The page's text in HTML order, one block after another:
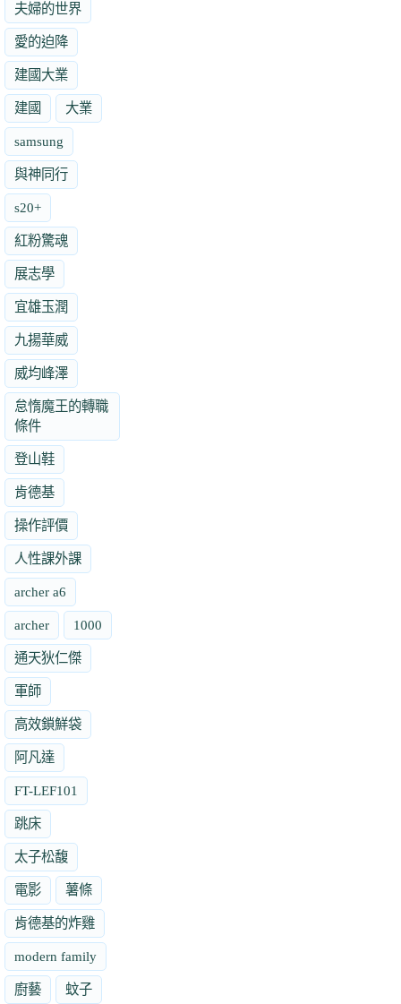
夫婦的世界
愛的迫降
建國大業
建國 大業
samsung
與神同行
s20+
紅粉驚魂
展志學
宜雄玉潤
九揚華威
威均峰澤
怠惰魔王的轉職
條件
登山鞋
肯德基
操作評價
人性課外課
archer a6
archer 1000
通天狄仁傑
軍師
高效鎖鮮袋
阿凡達
FT-LEF101
跳床
太子松馥
電影 薯條
肯德基的炸雞
modern family
廚藝 蚊子